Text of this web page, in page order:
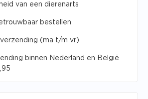
van een dierenarts
bestellen
verzending (ma t/m vr)
binnen Nederland en België